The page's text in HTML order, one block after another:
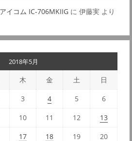
イコム IC-706MKIIG に 伊藤実 より
2018年5月
木 金 土 日
3 4 5 6
10 11 12 13
17 18 19 20